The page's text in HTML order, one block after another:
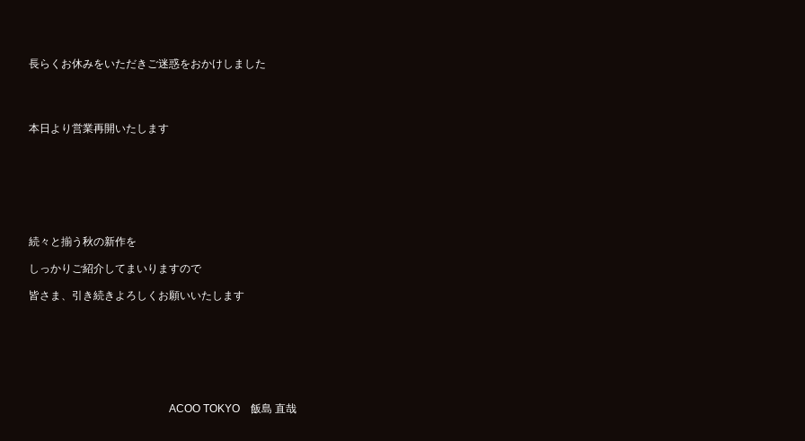
長らくお休みをいただきご迷惑をおかけしました
本日より営業再開いたします
続々と揃う秋の新作を
しっかりご紹介してまいりますので
皆さま、引き続きよろしくお願いいたします
ACOO TOKYO 飯島 直哉